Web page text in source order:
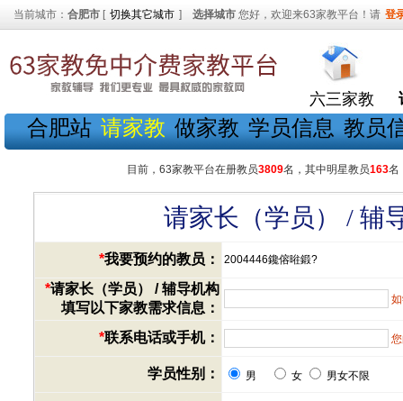
当前城市： 合肥市 [ 切换其它城市 ] 选择城市 您好，欢迎来63家教平台！请 登
六三家教
合肥站 请家教 做家教 学员信息 教员
目前，63家教平台在册教员3809名，其中明星教员163名
请家长（学员） / 辅
*我要预约的教员： 2004446鑱傛暀鍛?
*请家长（学员） / 辅导机构
填写以下家教需求信息：
*联系电话或手机：
学员性别： 男 女 男女不限